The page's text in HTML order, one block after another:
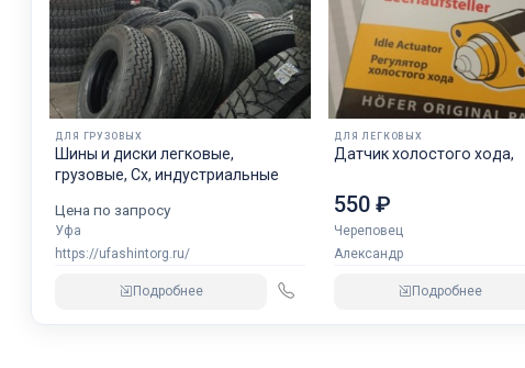
ДЛЯ ГРУЗОВЫХ
Шины и диски легковые,
грузовые, Сх, индустриальные
Цена по запросу
Уфа
https://ufashintorg.ru/
Подробнее
ДЛЯ ЛЕГКОВЫХ
Датчик холостого хода,
550 ₽
Череповец
Александр
Подробнее